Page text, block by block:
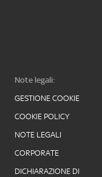
Note legali:
GESTIONE COOKIE
COOKIE POLICY
NOTE LEGALI
CORPORATE
DICHIARAZIONE DI